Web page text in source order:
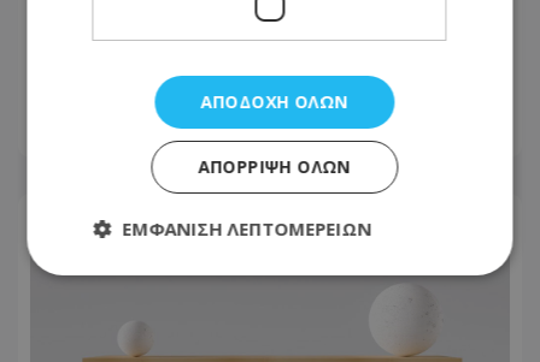
Στο Γκίνες μία Ινδή που έχει τα
Αγγίζουν τα 3 μέτρα
08.08.2026 - 08:01
ΑΠΟΔΟΧΉ ΌΛΩΝ
ΑΠΌΡΡΙΨΗ ΌΛΩΝ
ΕΜΦΆΝΙΣΗ ΛΕΠΤΟΜΕΡΕΙΏΝ
Στόχευσης
Λειτουργικότητας